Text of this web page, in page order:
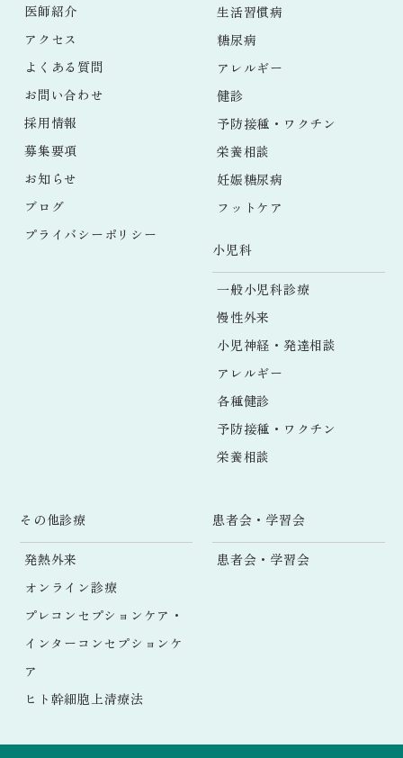
医師紹介
アクセス
よくある質問
お問い合わせ
採用情報
募集要項
お知らせ
ブログ
プライバシーポリシー
生活習慣病
糖尿病
アレルギー
健診
予防接種・ワクチン
栄養相談
妊娠糖尿病
フットケア
小児科
一般小児科診療
慢性外来
小児神経・発達相談
アレルギー
各種健診
予防接種・ワクチン
栄養相談
その他診療
発熱外来
オンライン診療
プレコンセプションケア・
インターコンセプションケ
ア
ヒト幹細胞上清療法
患者会・学習会
患者会・学習会